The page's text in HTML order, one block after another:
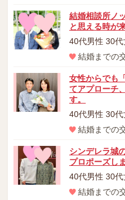
結婚相談所ノ
と思える時が
40代男性 30代
結婚までの
女性からでも
てアプローチ
す。
40代男性 30代
結婚までの
シンデレラ城
プロポーズし
40代男性 30代
結婚までの